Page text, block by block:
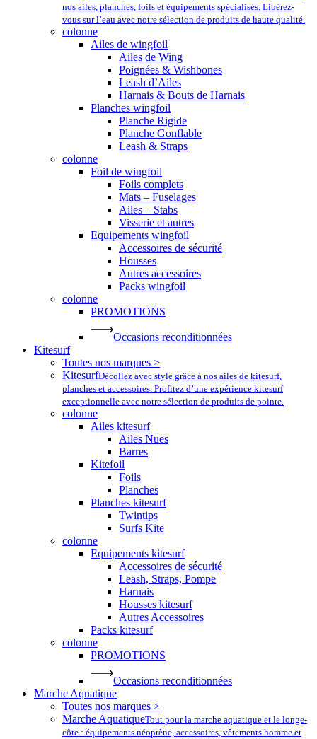
nos ailes, planches, foils et équipements spécialisés. Libérez-
vous sur l’eau avec notre sélection de produits de haute qualité.
colonne
Ailes de wingfoil
Ailes de Wing
Poignées & Wishbones
Leash d’Ailes
Harnais & Bouts de Harnais
Planches wingfoil
Planche Rigide
Planche Gonflable
Leash & Straps
colonne
Foil de wingfoil
Foils complets
Mats – Fuselages
Ailes – Stabs
Visserie et autres
Equipements wingfoil
Accessoires de sécurité
Housses
Autres accessoires
Packs wingfoil
colonne
PROMOTIONS
Occasions reconditionnées
Kitesurf
Toutes nos marques >
KitesurfDécollez avec style grâce à nos ailes de kitesurf,
planches et accessoires. Profitez d’une expérience kitesurf
exceptionnelle avec notre sélection de produits de pointe.
colonne
Ailes kitesurf
Ailes Nues
Barres
Kitefoil
Foils
Planches
Planches kitesurf
Twintips
Surfs Kite
colonne
Equipements kitesurf
Accessoires de sécurité
Leash, Straps, Pompe
Harnais
Housses kitesurf
Autres Accessoires
Packs kitesurf
colonne
PROMOTIONS
Occasions reconditionnées
Marche Aquatique
Toutes nos marques >
Marche AquatiqueTout pour la marche aquatique et le longe-
côte : équipements néoprène, accessoires, vêtements homme et